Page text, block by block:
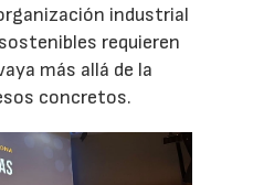
industrial
requieren
más allá de la
concretos.